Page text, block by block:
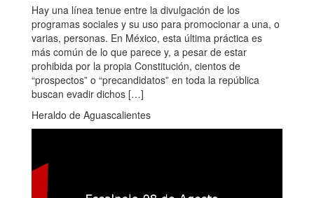
Hay una línea tenue entre la divulgación de los
programas sociales y su uso para promocionar a una, o
varias, personas. En México, esta última práctica es
más común de lo que parece y, a pesar de estar
prohibida por la propia Constitución, cientos de
“prospectos” o “precandidatos” en toda la república
buscan evadir dichos […]
Heraldo de Aguascalientes